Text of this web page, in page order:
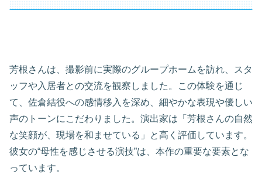
芳根さんは、撮影前に実際のグループホームを訪れ、スタ
ッフや入居者との交流を観察しました。この体験を通じ
て、佐倉結役への感情移入を深め、細やかな表現や優しい
声のトーンにこだわりました。演出家は「芳根さんの自然
な笑顔が、現場を和ませている」と高く評価しています。
彼女の“母性を感じさせる演技”は、本作の重要な要素とな
っています。